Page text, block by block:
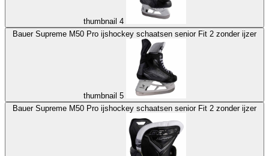
thumbnail 4
Bauer Supreme M50 Pro ijshockey schaatsen senior Fit 2 zonder ijzer
thumbnail 5
Bauer Supreme M50 Pro ijshockey schaatsen senior Fit 2 zonder ijzer